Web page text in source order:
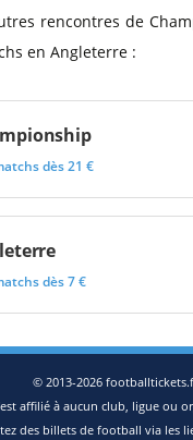
rencontres de
en Angleterre :
dès 21 €
dès 7 €
© 2013-2026
affilié à aucun club, ligue ou
des billets de football via les